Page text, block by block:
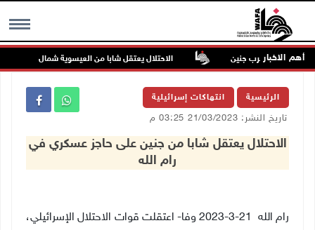
MENU أهم الاخبار
فراسين غرب جنين الاحتلال يعتقل شابا من العيسوية شمال القدس
الرئيسية انتهاكات إسرائيلية
تاريخ النشر: 21/03/2023 03:25 م
الاحتلال يعتقل شابا من جنين على حاجز عسكري في
رام الله
رام الله 21-3-2023 وفا- اعتقلت قوات الاحتلال الإسرائيلي،